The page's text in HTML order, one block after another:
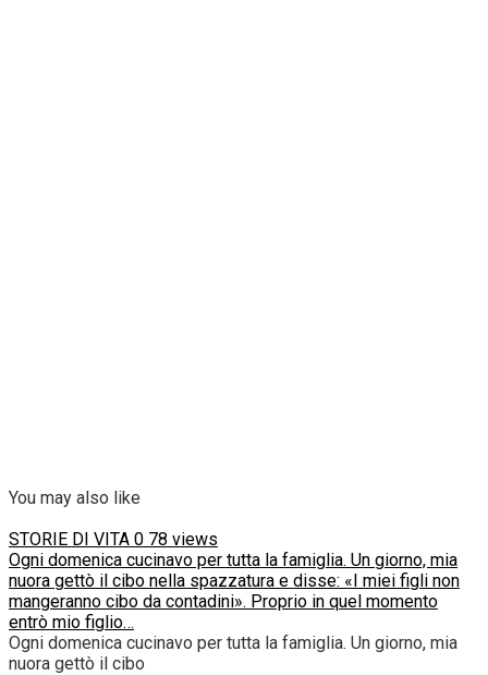
You may also like
STORIE DI VITA 0 78 views
Ogni domenica cucinavo per tutta la famiglia. Un giorno, mia
nuora gettò il cibo nella spazzatura e disse: «I miei figli non
mangeranno cibo da contadini». Proprio in quel momento
entrò mio figlio…
Ogni domenica cucinavo per tutta la famiglia. Un giorno, mia
nuora gettò il cibo